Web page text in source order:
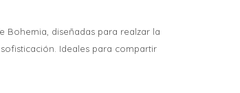
Bohemia, diseñadas para realzar la
Ideales para compartir